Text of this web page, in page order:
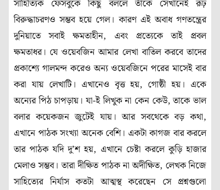
সাহিত্যিক ফেসবুকে কিছু বললে তাঁকে সেখানেই রূঢ়
বিরুদ্ধাচরণও সম্ভব হয়ে গেল। কারণ এই অবাধ গণতন্ত্রের
দুনিয়াতে সবাই ক্ষমতাহীন, এবং প্রত্যেকে তাই প্রবল
ক্ষমতাধর। যে ওয়েবজিন আমার লেখা বাতিল করবে তাদের
প্রকাশ্যে গালমন্দ করেও অন্য ওয়েবজিনে পরের মাসেই বার
করা যায় লেখাটি। এখানেও বৃত্ত হয়, গোষ্ঠী হয়। একে
অন্যের পিঠ চাপড়ায়। যা-ই লিখুক না কেন কেউ, তাকে ভাল
বলার কয়েকজন জুটেই যায়। আর সবথেকে বড় কথা,
এখানে পাঠক সংখ্যা অনেক বেশি। একটা কাগজ বার করলে
তার পাঠক যদি দু’শ হয়, এখানে চেষ্টা করলে কুড়ি হাজার
মেলাও সম্ভব। তারা দীক্ষিত পাঠক না অদীক্ষিত, লেখক নিজে
সাহিত্যের নির্যাস কতটা আত্মস্থ করেছেন সে প্রশ্নগুলো